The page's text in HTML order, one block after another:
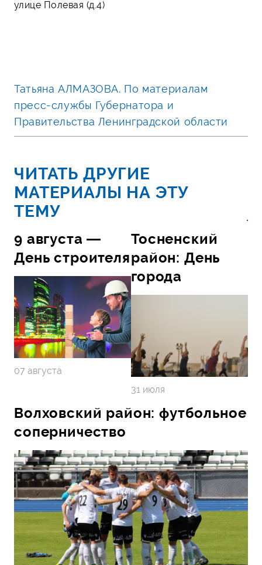
улице Полевая (д.4)
Татьяна АЛМАЗОВА. По материалам
пресс-службы Губернатора и
Правительства Ленинградской области
ЧИТАТЬ ДРУГИЕ
МАТЕРИАЛЫ НА ЭТУ
ТЕМУ
9 августа —
День строителя
07 августа
Тосненский
район: День
города
31 июля
Волховский район: футбольное
соперничество